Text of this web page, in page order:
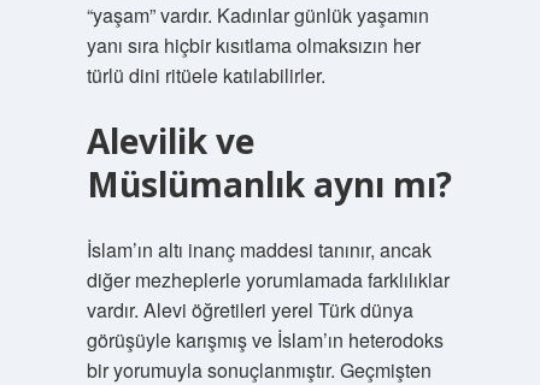
“yaşam” vardır. Kadınlar günlük yaşamın
yanı sıra hiçbir kısıtlama olmaksızın her
türlü dini ritüele katılabilirler.
Alevilik ve
Müslümanlık aynı mı?
İslam’ın altı inanç maddesi tanınır, ancak
diğer mezheplerle yorumlamada farklılıklar
vardır. Alevi öğretileri yerel Türk dünya
görüşüyle ​​karışmış ve İslam’ın heterodoks
bir yorumuyla sonuçlanmıştır. Geçmişten